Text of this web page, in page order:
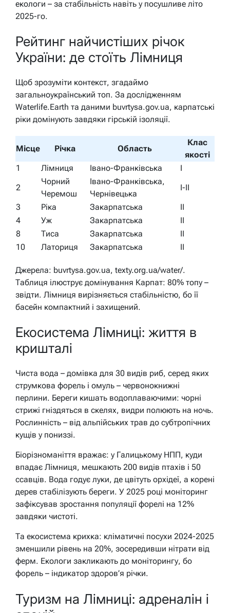
екологи – за стабільність навіть у посушливе літо
2025-го.
Рейтинг найчистіших річок
України: де стоїть Лімниця
Щоб зрозуміти контекст, згадаймо
загальноукраїнський топ. За дослідженням
Waterlife.Earth та даними buvrtysa.gov.ua, карпатські
ріки домінують завдяки гірській ізоляції.
Місце Річка Область
Клас
якості
1
Лімниця Івано-Франківська
I
2
Чорний
Черемош
Івано-Франківська,
Чернівецька
I-II
3
Ріка Закарпатська
II
4
Уж Закарпатська
II
8
Тиса Закарпатська
II
10
Латориця Закарпатська II
Джерела: buvrtysa.gov.ua, texty.org.ua/water/.
Таблиця ілюструє домінування Карпат: 80% топу –
звідти. Лімниця вирізняється стабільністю, бо її
басейн компактний і захищений.
Екосистема Лімниці: життя в
кришталі
Чиста вода – домівка для 30 видів риб, серед яких
струмкова форель і омуль – червонокнижні
перлини. Береги кишать водоплаваючими: чорні
стрижі гніздяться в скелях, видри полюють на ночь.
Рослинність – від альпійських трав до субтропічних
кущів у пониззі.
Біорізноманіття вражає: у Галицькому НПП, куди
впадає Лімниця, мешкають 200 видів птахів і 50
ссавців. Вода годує луки, де цвітуть орхідеї, а корені
дерев стабілізують береги. У 2025 році моніторинг
зафіксував зростання популяції форелі на 12%
завдяки чистоті.
Та екосистема крихка: кліматичні посухи 2024-2025
зменшили рівень на 20%, зосередивши нітрати від
ферм. Екологи закликають до моніторингу, бо
форель – індикатор здоров’я річки.
Туризм на Лімниці: адреналін і